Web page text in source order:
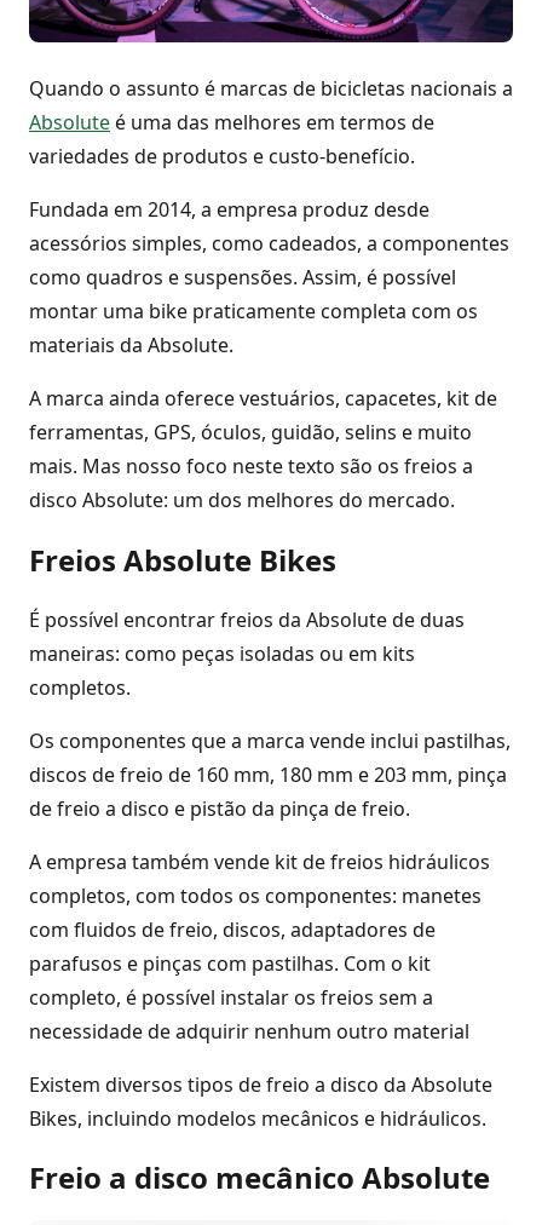
Quando o assunto é marcas de bicicletas nacionais a
Absoluteé uma das melhores em termos de
variedades de produtos e custo-benefício.
Fundada em 2014, a empresa produz desde
acessórios simples, como cadeados, a componentes
como quadros e suspensões. Assim, é possível
montar uma bike praticamente completa com os
materiais da Absolute.
A marca ainda oferece vestuários, capacetes, kit de
ferramentas, GPS, óculos, guidão, selins e muito
mais. Mas nosso foco neste texto são os freios a
disco Absolute: um dos melhores do mercado.
Freios Absolute Bikes
É possível encontrar freios da Absolute de duas
maneiras: como peças isoladas ou em kits
completos.
Os componentes que a marca vende inclui pastilhas,
discos de freio de 160 mm, 180 mm e 203 mm, pinça
de freio a disco e pistão da pinça de freio.
A empresa também vende kit de freios hidráulicos
completos, com todos os componentes: manetes
com fluidos de freio, discos, adaptadores de
parafusos e pinças com pastilhas. Com o kit
completo, é possível instalar os freios sem a
necessidade de adquirir nenhum outro material
Existem diversos tipos de freio a disco da Absolute
Bikes, incluindo modelos mecânicos e hidráulicos.
Freio a disco mecânico Absolute